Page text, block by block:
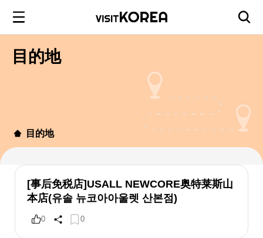
目的地
目的地
[事后免税店]USALL NEWCORE奥特莱斯山
本店(유솔 뉴코아아울렛 산본점)
0 0